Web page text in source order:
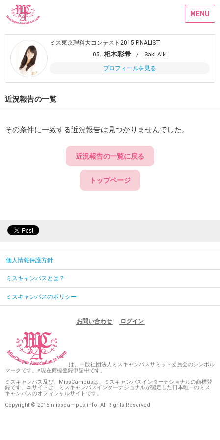
MENU
ミス東京理科大コンテスト2015 FINALIST
05. 相木彩希
/ Saki Aiki
プロフィールを見る
近況報告の一覧
その条件に一致する近況報告は見つかりませんでした。
近況報告の一覧に戻る
トップページ
個人情報保護方針
ミスキャンパスとは？
ミスキャンパスのポリシー
お問い合わせ ログイン
は、一般社団法人ミスキャンパスサミット委員会のシンボル
マークです。※現在商標登録申請中です。
ミスキャンパス及び、MissCampusは、ミスキャンパスインターナショナルの商標登
録です。本サイトは、ミスキャンパスインターナショナルが認定した日本唯一のミス
キャンパスのオフィシャルサイトです。
Copyright © 2015 misscampus.info. All Rights Reserved